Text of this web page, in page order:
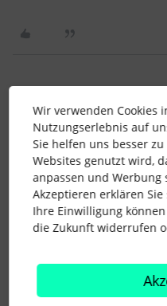
weißt du noch, wie / wo die
sehen bei den
Wir verwenden Cookies
Nutzungserlebnis auf
Sie helfen uns besser
Websites genutzt wird,
anpassen und Werbung
Akzeptieren erklären
Ihre Einwilligung
die Zukunft widerrufen